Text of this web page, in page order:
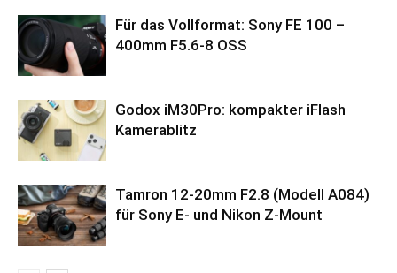
Für das Vollformat: Sony FE 100 –
400mm F5.6-8 OSS
Godox iM30Pro: kompakter iFlash
Kamerablitz
Tamron 12-20mm F2.8 (Modell A084)
für Sony E- und Nikon Z-Mount